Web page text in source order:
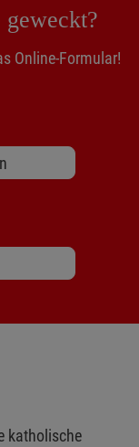
Online-Formular!
katholische